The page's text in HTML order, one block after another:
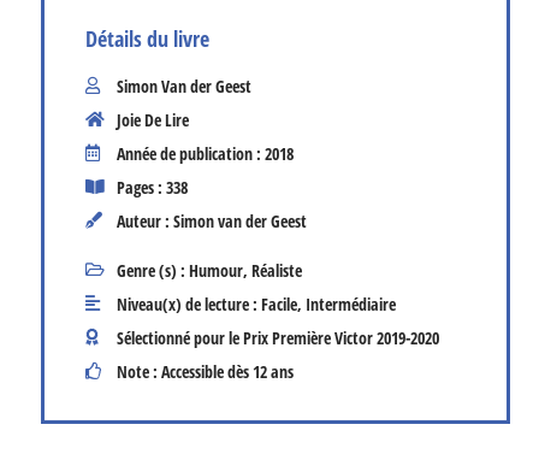
Détails du livre
Simon Van der Geest
Joie De Lire
Année de publication : 2018
Pages : 338
Auteur : Simon van der Geest
Genre (s) : Humour, Réaliste
Niveau(x) de lecture : Facile, Intermédiaire
Sélectionné pour le Prix Première Victor2019-2020
Note : Accessible dès 12 ans